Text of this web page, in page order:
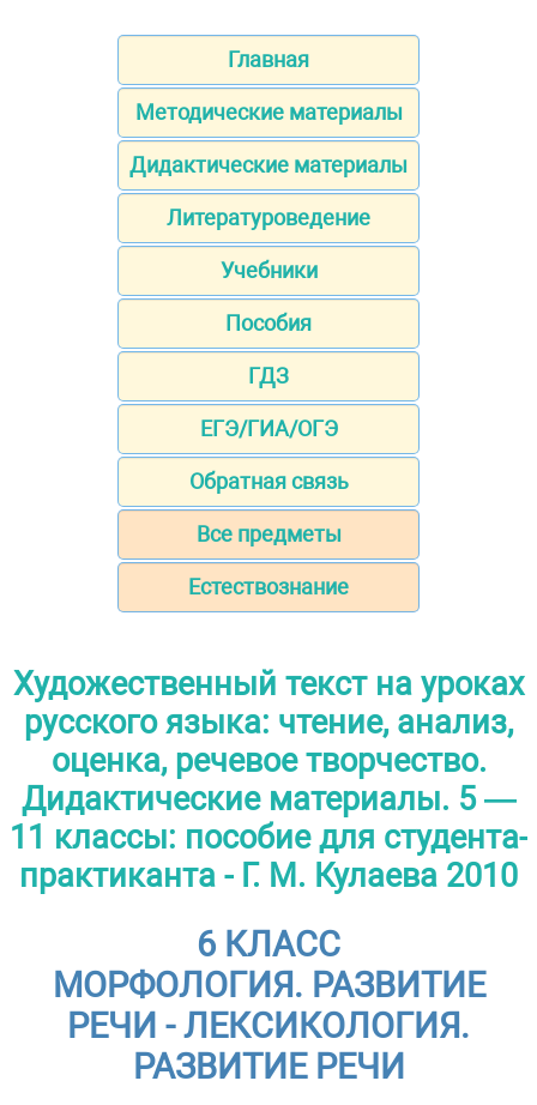
Главная
Методические материалы
Дидактические материалы
Литературоведение
Учебники
Пособия
ГДЗ
ЕГЭ/ГИА/ОГЭ
Обратная связь
Все предметы
Естествознание
Художественный текст на уроках
русского языка: чтение, анализ,
оценка, речевое творчество.
Дидактические материалы. 5 —
11 классы: пособие для студента-
практиканта - Г. М. Кулаева 2010
6 КЛАСС
МОРФОЛОГИЯ. РАЗВИТИЕ
РЕЧИ - ЛЕКСИКОЛОГИЯ.
РАЗВИТИЕ РЕЧИ